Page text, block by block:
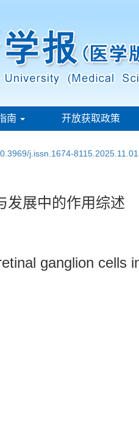
南 开放获取政策
j.issn.1674-
发展中的作用综述
ganglion cells